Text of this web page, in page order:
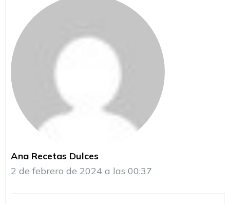
Ana Recetas Dulces
2 de febrero de 2024 a las 00:37